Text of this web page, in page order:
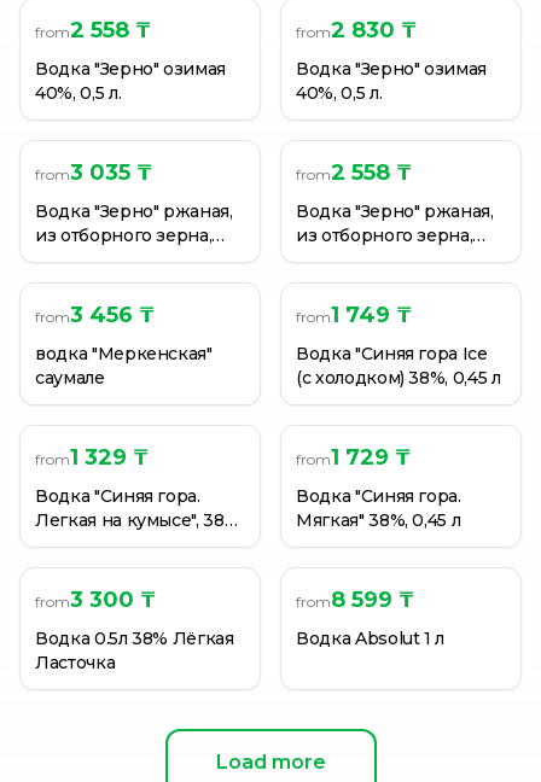
from2 558 ₸
Водка "Зерно" озимая
40%, 0,5 л.
from2 830 ₸
Водка "Зерно" озимая
40%, 0,5 л.
from3 035 ₸
Водка "Зерно" ржаная,
из отборного зерна,
40%, 0,5 л.
from2 558 ₸
Водка "Зерно" ржаная,
из отборного зерна,
40%, 0,5 л.
from3 456 ₸
водка "Меркенская"
саумале
from1 749 ₸
Водка "Синяя гора Ice
(с холодком) 38%, 0,45 л
from1 329 ₸
Водка "Синяя гора.
Легкая на кумысе", 38%,
0,45 л.
from1 729 ₸
Водка "Синяя гора.
Мягкая" 38%, 0,45 л
from3 300 ₸
Водка 0.5л 38% Лёгкая
Ласточка
from8 599 ₸
Водка Absolut 1 л
Load more